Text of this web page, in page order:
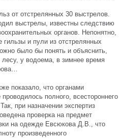
от отстрелянных 30 выстрелов.
выстрелы, известны следствию
органов. Непонятно,
и пули из отстрелянных
было бы понять и объяснить,
у водоема, в зимнее время
показало, что органами
полного, всестороннего
при назначении экспертиз
проверка на предмет
на одежде Евсюкова Д.В., что
произведенного